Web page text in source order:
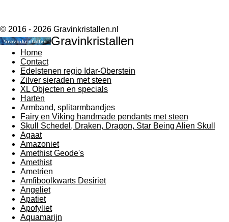
© 2016 - 2026 Gravinkristallen.nl
Gravinkristallen
Home
Contact
Edelstenen regio Idar-Oberstein
Zilver sieraden met steen
XL Objecten en specials
Harten
Armband, splitarmbandjes
Fairy en Viking handmade pendants met steen
Skull Schedel, Draken, Dragon, Star Being Alien Skull
Agaat
Amazoniet
Amethist Geode's
Amethist
Ametrien
Amfiboolkwarts Desiriet
Angeliet
Apatiet
Apofyliet
Aquamarijn